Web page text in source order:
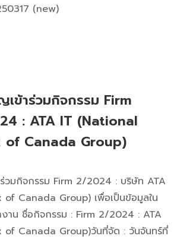
(new)
เข้าร่วมกิจกรรม Firm
: ATA IT (National
of Canada Group)
วมกิจกรรม Firm 2/2024 : บริษัท ATA
Canada Group) เพื่อเป็นข้อมูลใน
งาน ชื่อกิจกรรม : Firm 2/2024 : ATA
of Canada Group)วันที่จัด : วันจันทร์ที่